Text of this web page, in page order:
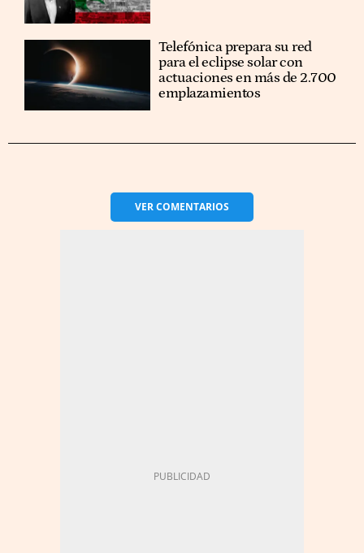
Telefónica prepara su red
para el eclipse solar con
actuaciones en más de 2.700
emplazamientos
VERCOMENTARIOS